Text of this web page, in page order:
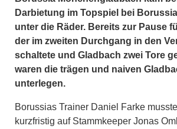
Darbietung im Topspiel bei
unter die Räder. Bereits zur Pause
der im zweiten Durchgang in den
schaltete und Gladbach zwei Tore
waren die trägen und naiven
unterlegen.
Borussias Trainer Daniel Farke
kurzfristig auf Stammkeeper Jonas